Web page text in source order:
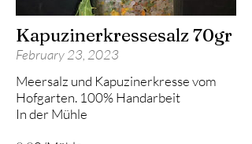
Kapuzinerkressesalz 70gr
February 23, 2023
Meersalz und Kapuzinerkresse vom
Hofgarten. 100% Handarbeit
In der Mühle